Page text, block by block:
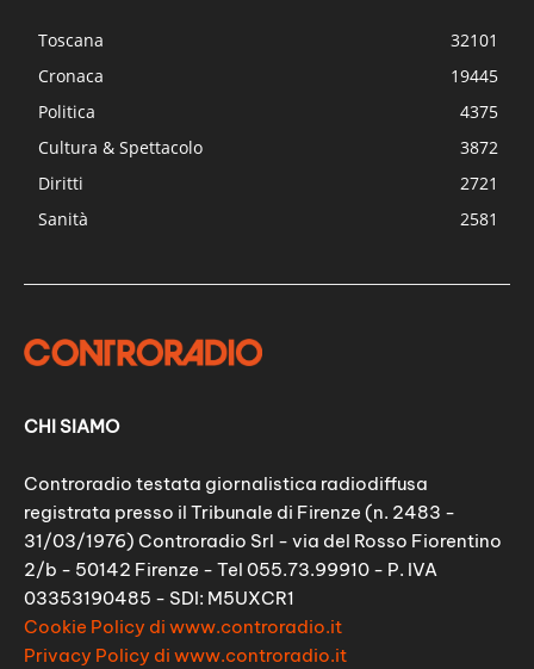
Toscana
32101
Cronaca
19445
Politica
4375
Cultura & Spettacolo
3872
Diritti
2721
Sanità
2581
CHI SIAMO
Controradio testata giornalistica radiodiffusa
registrata presso il Tribunale di Firenze (n. 2483 -
31/03/1976) Controradio Srl - via del Rosso Fiorentino
2/b - 50142 Firenze - Tel 055.73.99910 - P. IVA
03353190485 - SDI: M5UXCR1
Cookie Policy di www.controradio.it
Privacy Policy di www.controradio.it